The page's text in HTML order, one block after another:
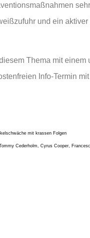
und ein
Thema mit
Info-Termin
mit krassen Folgen
Cederholm, Cyrus Cooper,